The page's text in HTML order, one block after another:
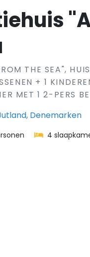
THE SEA",
+ 1
MET 1 2-PERS
Denemarken
4